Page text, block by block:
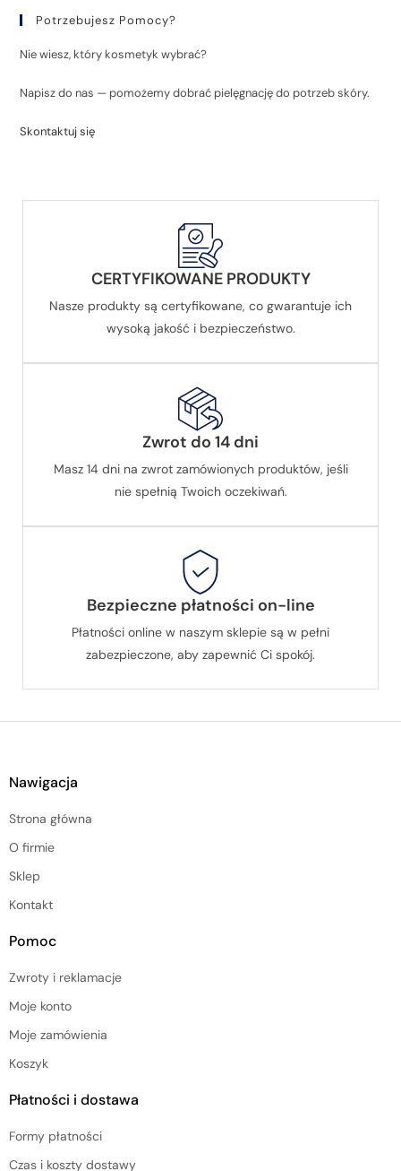
Potrzebujesz Pomocy?
Nie wiesz, który kosmetyk wybrać?
Napisz do nas — pomożemy dobrać pielęgnację do potrzeb skóry.
Skontaktuj się
CERTYFIKOWANE PRODUKTY
Nasze produkty są certyfikowane, co gwarantuje ich
wysoką jakość i bezpieczeństwo.
Zwrot do 14 dni
Masz 14 dni na zwrot zamówionych produktów, jeśli
nie spełnią Twoich oczekiwań.
Bezpieczne płatności on-line
Płatności online w naszym sklepie są w pełni
zabezpieczone, aby zapewnić Ci spokój.
Nawigacja
Strona główna
O firmie
Sklep
Kontakt
Pomoc
Zwroty i reklamacje
Moje konto
Moje zamówienia
Koszyk
Płatności i dostawa
Formy płatności
Czas i koszty dostawy